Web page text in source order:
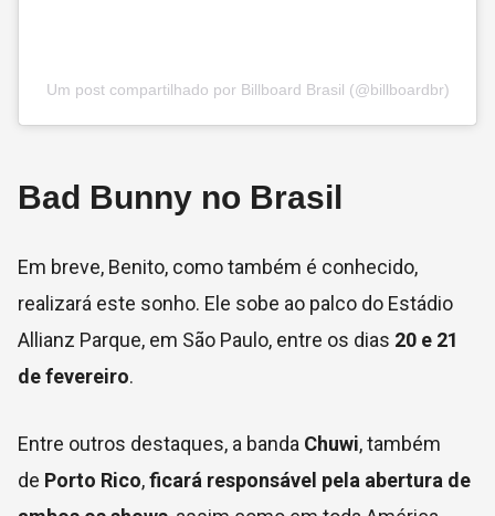
Um post compartilhado por Billboard Brasil (@billboardbr)
Bad Bunny no Brasil
Em breve, Benito, como também é conhecido,
realizará este sonho. Ele sobe ao palco do Estádio
Allianz Parque, em São Paulo, entre os dias 20 e 21
de fevereiro.
Entre outros destaques, a banda Chuwi, também
de Porto Rico,ficará responsável pela abertura de